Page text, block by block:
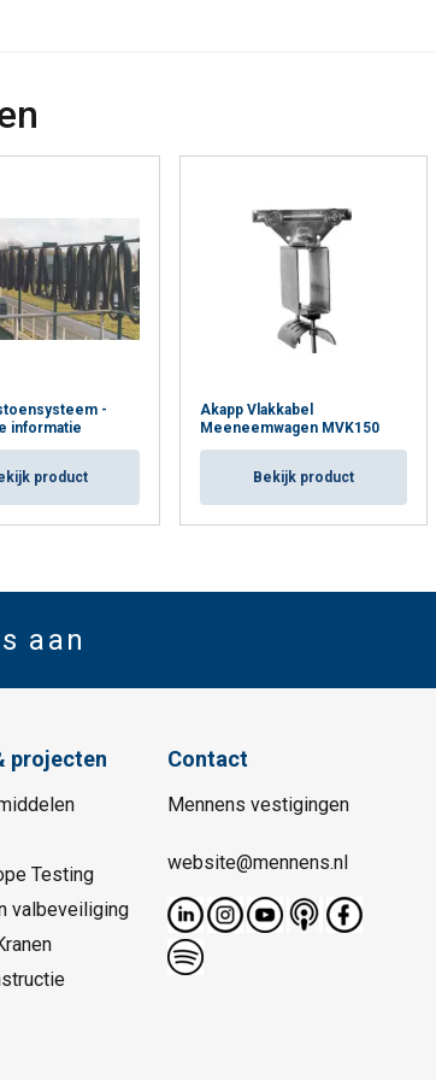
-
informatie
product
Akapp Vlakkabel
Meeneemwagen MVK150
Bekijk product
aan
projecten
Testing
valbeveiliging
Contact
Mennens vestigingen
website@mennens.nl